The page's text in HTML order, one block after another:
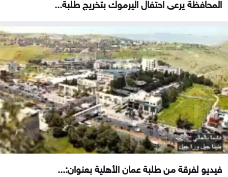
فيديو لفرقة من طلبة عمان الأهلية بعنوان:...